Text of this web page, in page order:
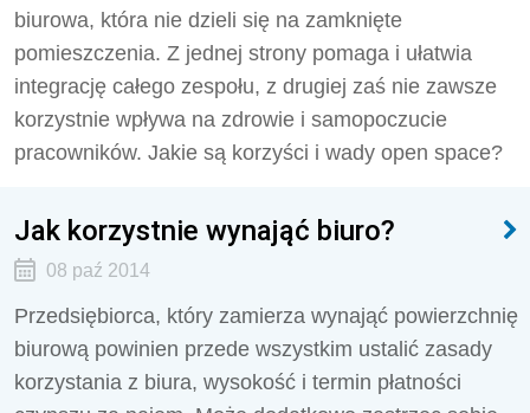
biurowa, która nie dzieli się na zamknięte
pomieszczenia. Z jednej strony pomaga i ułatwia
integrację całego zespołu, z drugiej zaś nie zawsze
korzystnie wpływa na zdrowie i samopoczucie
pracowników. Jakie są korzyści i wady open space?
Jak korzystnie wynająć biuro?
08 paź 2014
Przedsiębiorca, który zamierza wynająć powierzchnię
biurową powinien przede wszystkim ustalić zasady
korzystania z biura, wysokość i termin płatności